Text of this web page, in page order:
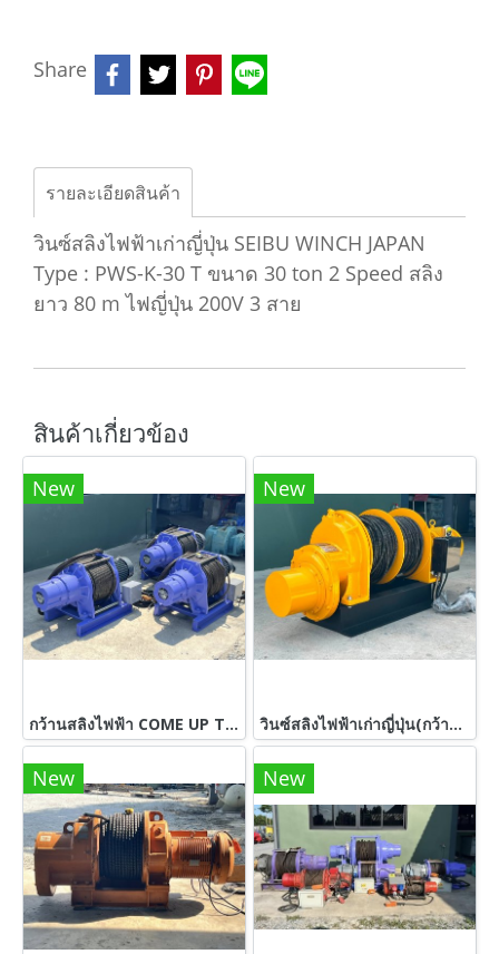
Share
รายละเอียดสินค้า
วินซ์สลิงไฟฟ้าเก่าญี่ปุ่น SEIBU WINCH JAPAN
Type : PWS-K-30 T ขนาด 30 ton 2 Speed สลิง
ยาว 80 m ไฟญี่ปุ่น 200V 3 สาย
สินค้าเกี่ยวข้อง
New
กว้านสลิงไฟฟ้า COME UP TAIWAN วิ้นซ์สลิง ขนาด 2.2 ton (2200 kg)380Vเข้ามา 3 ตัว
New
วินซ์สลิงไฟฟ้าเก่าญี่ปุ่น(กว้าน)SEIBU JAPANขนาด 1500 kg ทำไฟใช้ 380V ให้เรียบร้อย
New New